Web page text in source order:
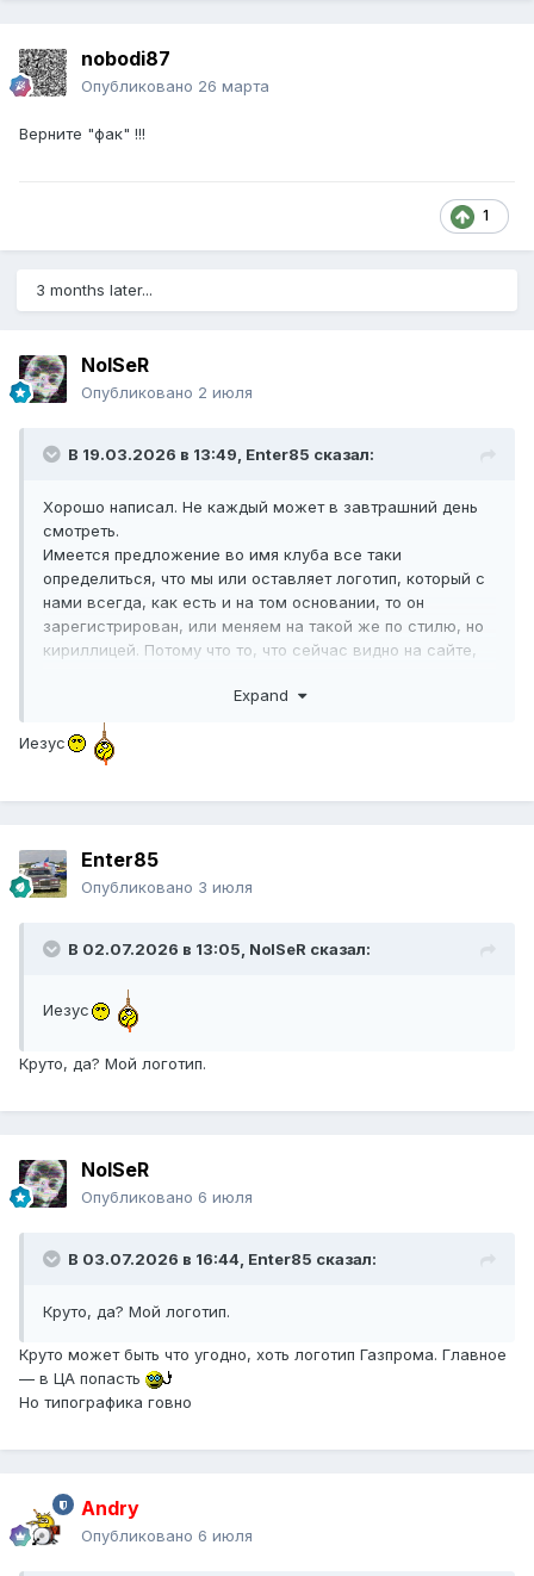
nobodi87
Опубликовано 26 марта
Верните "фак" !!!
1
3 months later...
NoISeR
Опубликовано 2 июля
В 19.03.2026 в 13:49, Enter85 сказал:
Хорошо написал. Не каждый может в завтрашний день
смотреть.
Имеется предложение во имя клуба все таки
определиться, что мы или оставляет логотип, который с
нами всегда, как есть и на том основании, то он
зарегистрирован, или меняем на такой же по стилю, но
кириллицей. Потому что то, что сейчас видно на сайте,
Expand
Иезус
Enter85
Опубликовано 3 июля
В 02.07.2026 в 13:05, NoISeR сказал:
Иезус
Круто, да? Мой логотип.
NoISeR
Опубликовано 6 июля
В 03.07.2026 в 16:44, Enter85 сказал:
Круто, да? Мой логотип.
Круто может быть что угодно, хоть логотип Газпрома. Главное
— в ЦА попасть
Но типографика говно
Andry
Опубликовано 6 июля